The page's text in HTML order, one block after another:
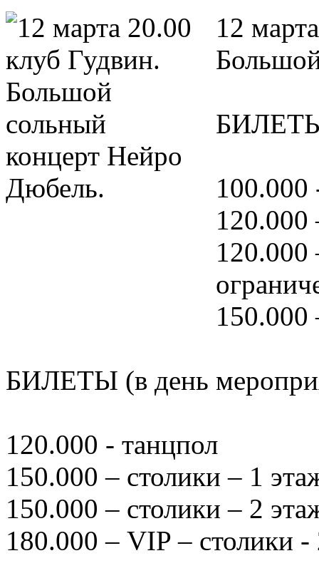
12
БИЛЕТЫ
100.000
120.000
120.000
150.000
БИЛЕТЫ (в день
120.000 - танцпол
150.000 – столики – 1
150.000 – столики – 2
180.000 – VIP – столики -